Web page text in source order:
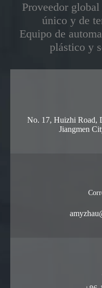
Proveedor
único y de
Equipo de
plástico y
No. 17, Huizhi Road,
Jiangmen